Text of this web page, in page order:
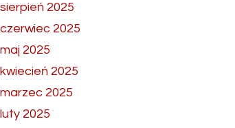
sierpień 2025
czerwiec 2025
maj 2025
kwiecień 2025
marzec 2025
luty 2025